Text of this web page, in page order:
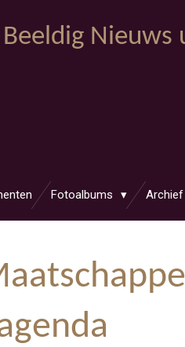
Beeldig Nieuws
Fotoalbums Archief